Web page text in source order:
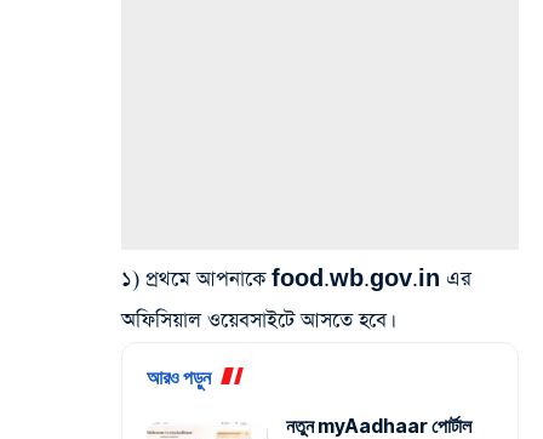
১) প্রথমে আপনাকে food.wb.gov.in এর
অফিসিয়াল ওয়েবসাইটে আসতে হবে।
আরও পড়ুন
নতুন myAadhaar পোর্টাল